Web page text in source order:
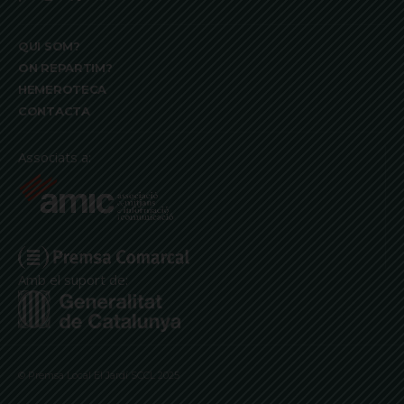
QUI SOM?
ON REPARTIM?
HEMEROTECA
CONTACTA
Associats a:
Amb el suport de:
© Premsa Local El Jardí SCCL 2025